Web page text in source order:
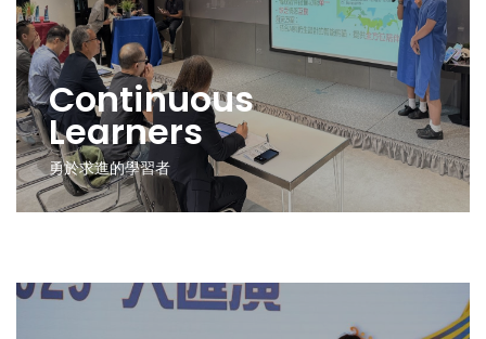
Continuous
Learners
勇於求進的學習者